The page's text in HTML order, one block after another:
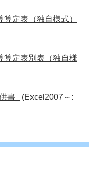
定表（独自様式）
算定表別表（独自様
書_
(Excel2007～: